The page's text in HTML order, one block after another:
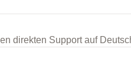
direkten Support auf